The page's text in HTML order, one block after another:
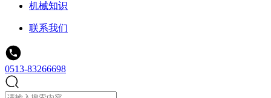
机械知识
联系我们
0513-83266698